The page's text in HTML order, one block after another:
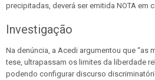
precipitadas, deverá ser emitida NOTA em
Investigação
Na denúncia, a Acedi argumentou que “as
tese, ultrapassam os limites da liberdade
podendo configurar discurso